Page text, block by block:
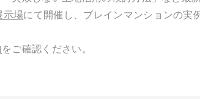
示場にて開催し、ブレインマンションの実
をご確認ください。